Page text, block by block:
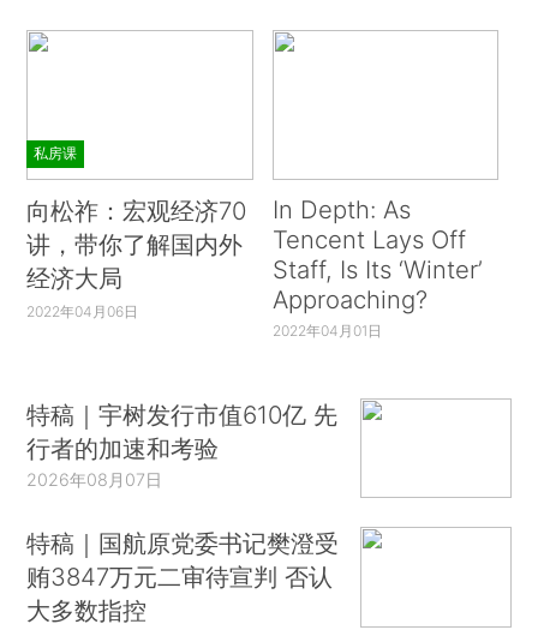
私房课
向松祚：宏观经济70
讲，带你了解国内外
经济大局
2022年04月06日
In Depth: As
Tencent Lays Off
Staff, Is Its ‘Winter’
Approaching?
2022年04月01日
特稿｜宇树发行市值610亿 先
行者的加速和考验
2026年08月07日
特稿｜国航原党委书记樊澄受
贿3847万元二审待宣判 否认
大多数指控